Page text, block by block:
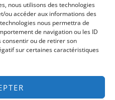
nous utilisons des technologies
ou accéder aux informations des
nous permettra de
de navigation ou les ID
consentir ou de retirer son
sur certaines caractéristiques